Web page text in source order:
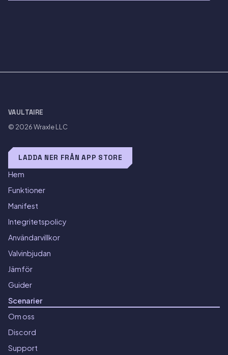
VAULTAIRE
© 2026Wraxle LLC
LADDA NER FRÅN APP STORE
Hem
Funktioner
Manifest
Integritetspolicy
Användarvillkor
Valvinbjudan
Jämför
Guider
Scenarier
Om oss
Discord
Support